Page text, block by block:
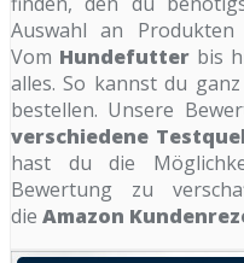
Auswahl an
Vom Hundefutter bis
alles. So kannst du
bestellen. Unsere
verschiedene
hast du die
Bewertung zu
die Amazon